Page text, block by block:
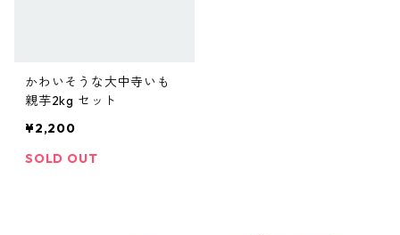
かわいそうな大中寺いも
親芋2kg セット
¥2,200
SOLD OUT